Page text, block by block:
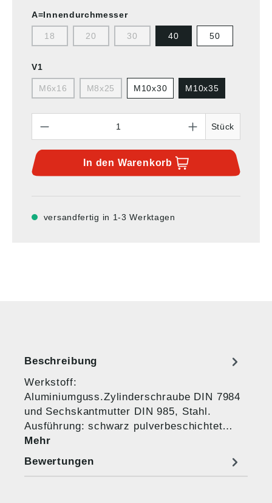
A=Innendurchmesser
18 20 30 40 50
V1
M6x16 M8x25 M10x30 M10x35
Stück
In den Warenkorb
versandfertig in 1-3 Werktagen
Beschreibung
Werkstoff:
Aluminiumguss.Zylinderschraube DIN 7984
und Sechskantmutter DIN 985, Stahl.
Ausführung: schwarz pulverbeschichtet…
Mehr
Bewertungen